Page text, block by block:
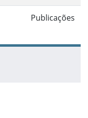
Publicações